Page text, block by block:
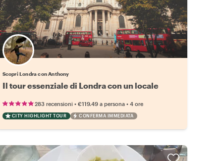
Scopri Londra con Anthony
Il tour essenziale di Londra con un locale
283 recensioni• €119.49 a persona• 4 ore
CITY HIGHLIGHT TOUR CONFERMA IMMEDIATA